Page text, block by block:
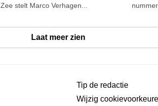
Zee stelt Marco Verhagen...
Laat meer zien
Tip de redactie
Wijzig